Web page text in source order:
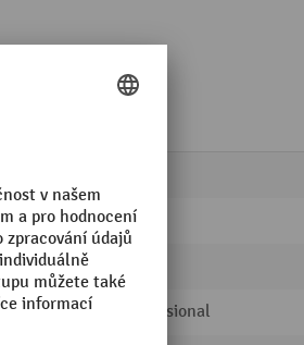
stop Ano
Professional